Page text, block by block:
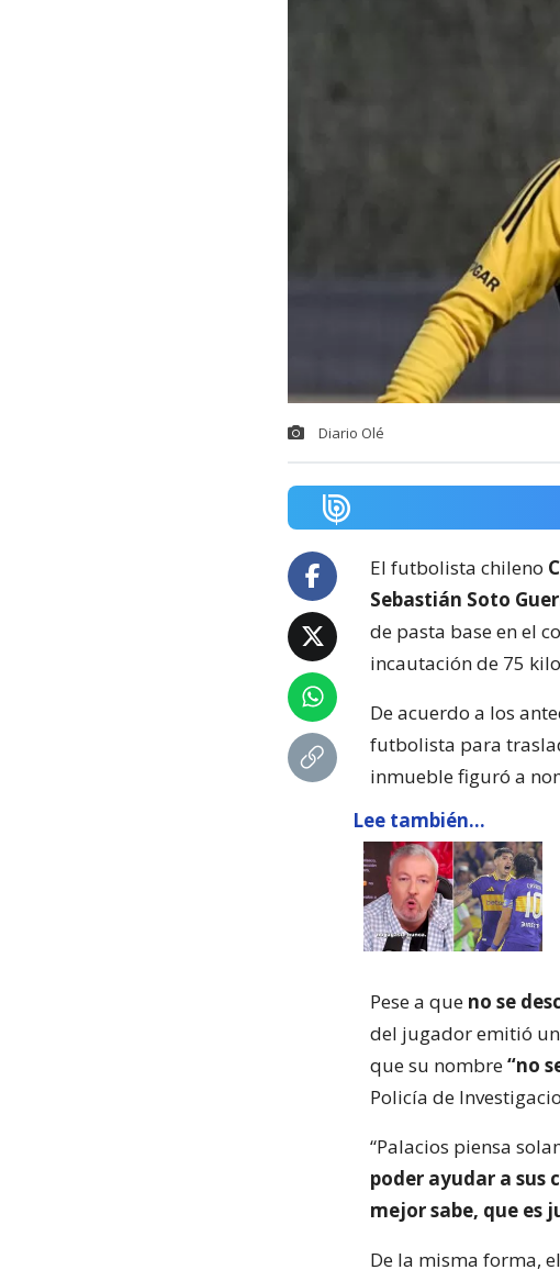
Diario Olé
El futbolista chileno
Sebastián Soto
de pasta base en el
incautación de 75
De acuerdo a los
futbolista para
inmueble figuró a
Lee también...
Pese a que no se
del jugador emitió
que su nombre“no
Policía de
“Palacios piensa
poder ayudar a sus
mejor sabe, que es
De la misma forma,